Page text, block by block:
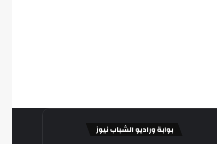
بوابة وراديو الشباب نيوز